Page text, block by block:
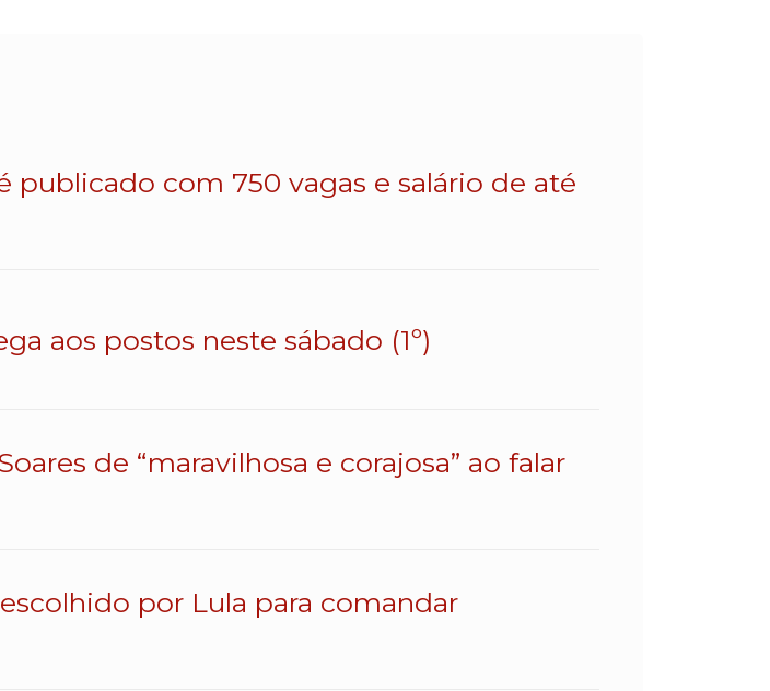
publicado com 750 vagas e salário de até
aos postos neste sábado (1º)
de “maravilhosa e corajosa” ao falar
por Lula para comandar